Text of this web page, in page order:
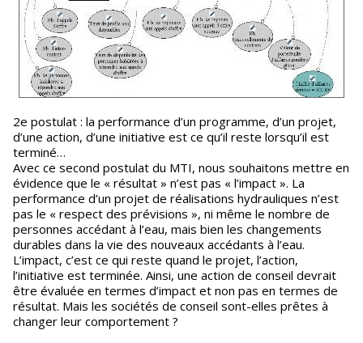
2e postulat : la performance d’un programme, d’un projet,
d’une action, d’une initiative est ce qu’il reste lorsqu’il est
terminé…
Avec ce second postulat du MTI, nous souhaitons mettre en
évidence que le « résultat » n’est pas « l’impact ». La
performance d’un projet de réalisations hydrauliques n’est
pas le « respect des prévisions », ni même le nombre de
personnes accédant à l’eau, mais bien les changements
durables dans la vie des nouveaux accédants à l’eau.
L’impact, c’est ce qui reste quand le projet, l’action,
l’initiative est terminée. Ainsi, une action de conseil devrait
être évaluée en termes d’impact et non pas en termes de
résultat. Mais les sociétés de conseil sont-elles prêtes à
changer leur comportement ?